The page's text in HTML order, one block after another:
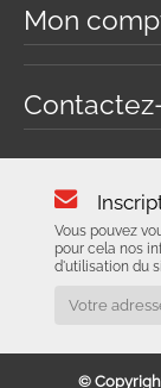
Mon
Vous pouvez
pour cela nos
d'utilisation du
©